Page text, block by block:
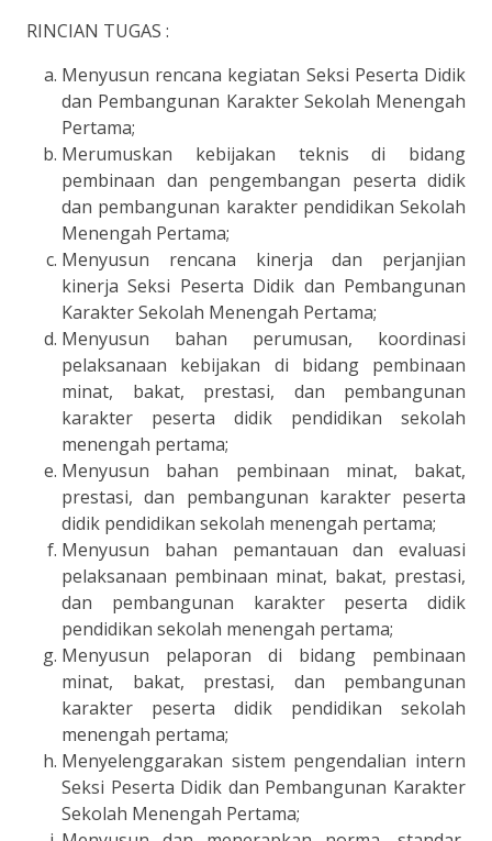
RINCIAN TUGAS :
Menyusun rencana kegiatan Seksi Peserta Didik
dan Pembangunan Karakter Sekolah Menengah
Pertama;
Merumuskan kebijakan teknis di bidang
pembinaan dan pengembangan peserta didik
dan pembangunan karakter pendidikan Sekolah
Menengah Pertama;
Menyusun rencana kinerja dan perjanjian
kinerja Seksi Peserta Didik dan Pembangunan
Karakter Sekolah Menengah Pertama;
Menyusun bahan perumusan, koordinasi
pelaksanaan kebijakan di bidang pembinaan
minat, bakat, prestasi, dan pembangunan
karakter peserta didik pendidikan sekolah
menengah pertama;
Menyusun bahan pembinaan minat, bakat,
prestasi, dan pembangunan karakter peserta
didik pendidikan sekolah menengah pertama;
Menyusun bahan pemantauan dan evaluasi
pelaksanaan pembinaan minat, bakat, prestasi,
dan pembangunan karakter peserta didik
pendidikan sekolah menengah pertama;
Menyusun pelaporan di bidang pembinaan
minat, bakat, prestasi, dan pembangunan
karakter peserta didik pendidikan sekolah
menengah pertama;
Menyelenggarakan sistem pengendalian intern
Seksi Peserta Didik dan Pembangunan Karakter
Sekolah Menengah Pertama;